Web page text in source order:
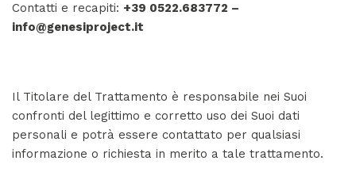
Contatti e recapiti: +39 0522.683772 –
info@genesiproject.it
Il Titolare del Trattamento è responsabile nei Suoi
confronti del legittimo e corretto uso dei Suoi dati
personali e potrà essere contattato per qualsiasi
informazione o richiesta in merito a tale trattamento.